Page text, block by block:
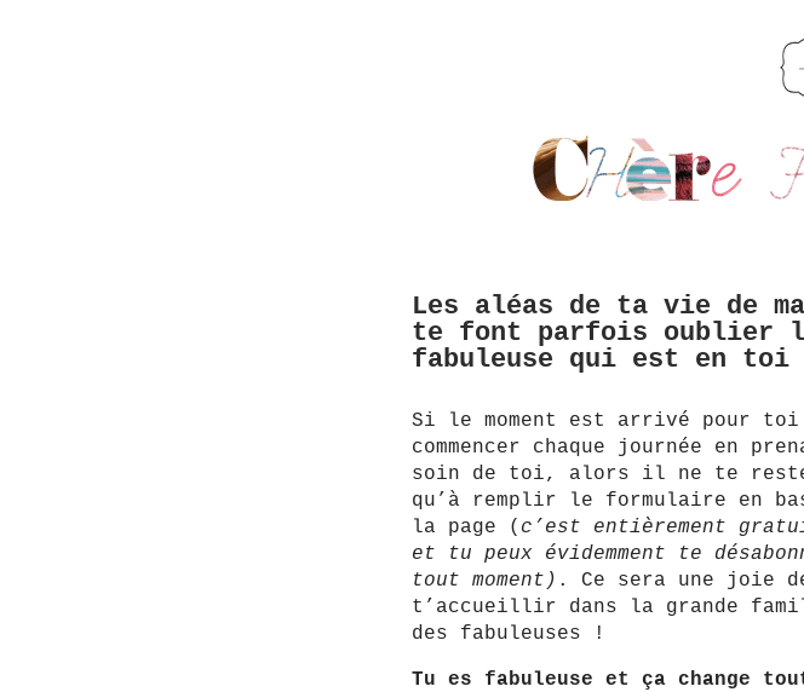
Les aléas de ta vie de
te font parfois oublier
fabuleuse qui est en toi
Si le moment est arrivé pour toi
commencer chaque journée en
soin de toi, alors il ne te
qu’à remplir le formulaire en
la page ( c’est entièrement
et tu peux évidemment te
tout moment) . Ce sera une joie
t’accueillir dans la grande
des fabuleuses !
Tu es fabuleuse et ça change